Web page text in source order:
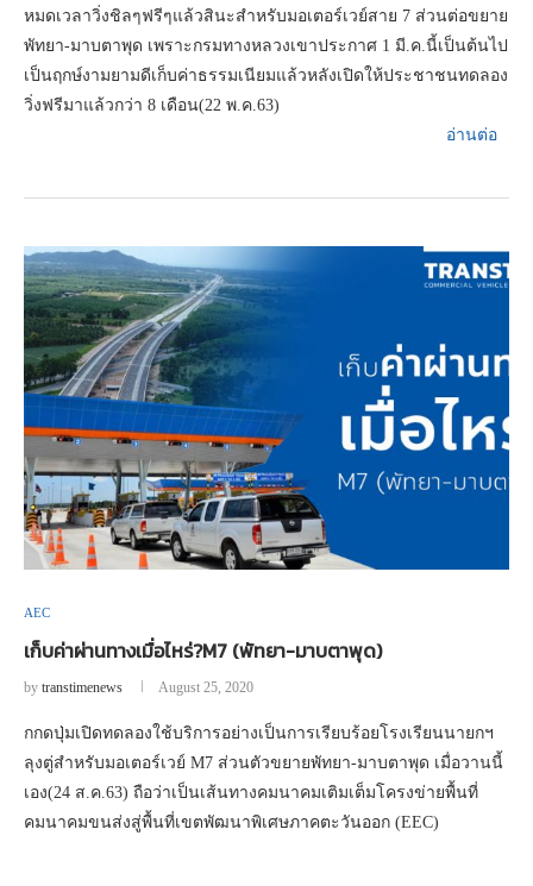
หมดเวลาวิ่งชิลๆฟรีๆแล้วสินะสำหรับมอเตอร์เวย์สาย 7 ส่วนต่อขยาย
พัทยา-มาบตาพุด เพราะกรมทางหลวงเขาประกาศ 1 มี.ค.นี้เป็นต้นไป
เป็นฤกษ์งามยามดีเก็บค่าธรรมเนียมแล้วหลังเปิดให้ประชาชนทดลอง
วิ่งฟรีมาแล้วกว่า 8 เดือน(22 พ.ค.63)
อ่านต่อ
AEC
เก็บค่าผ่านทางเมื่อไหร่?M7 (พัทยา-มาบตาพุด)
by transtimenews August 25, 2020
กกดปุ่มเปิดทดลองใช้บริการอย่างเป็นการเรียบร้อยโรงเรียนนายกฯ
ลุงตู่สำหรับมอเตอร์เวย์ M7 ส่วนตัวขยายพัทยา-มาบตาพุด เมื่อวานนี้
เอง(24 ส.ค.63) ถือว่าเป็นเส้นทางคมนาคมเติมเต็มโครงข่ายพื้นที่
คมนาคมขนส่งสู่พื้นที่เขตพัฒนาพิเศษภาคตะวันออก (EEC)